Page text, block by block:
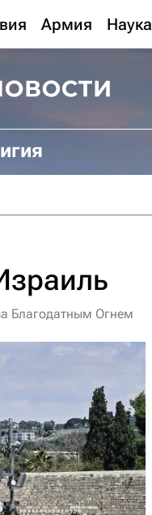
Армия Наука
Благодатным Огнем